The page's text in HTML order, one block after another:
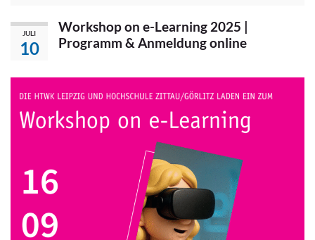
JULI
10
Workshop on e-Learning 2025 |
Programm & Anmeldung online